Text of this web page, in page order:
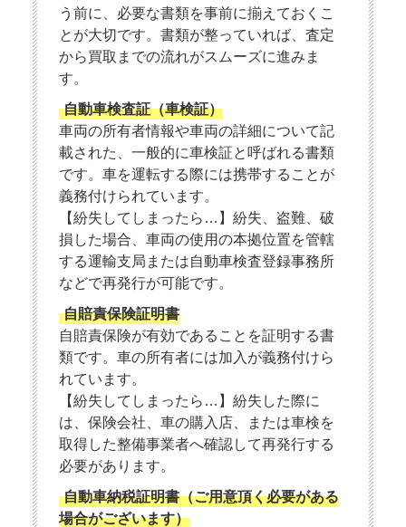
う前に、必要な書類を事前に揃えておくこ
とが大切です。書類が整っていれば、査定
から買取までの流れがスムーズに進みま
す。
自動車検査証（車検証）
車両の所有者情報や車両の詳細について記
載された、一般的に車検証と呼ばれる書類
です。車を運転する際には携帯することが
義務付けられています。
【紛失してしまったら…】紛失、盗難、破
損した場合、車両の使用の本拠位置を管轄
する運輸支局または自動車検査登録事務所
などで再発行が可能です。
自賠責保険証明書
自賠責保険が有効であることを証明する書
類です。車の所有者には加入が義務付けら
れています。
【紛失してしまったら…】紛失した際に
は、保険会社、車の購入店、または車検を
取得した整備事業者へ確認して再発行する
必要があります。
自動車納税証明書（ご用意頂く必要がある
場合がございます）